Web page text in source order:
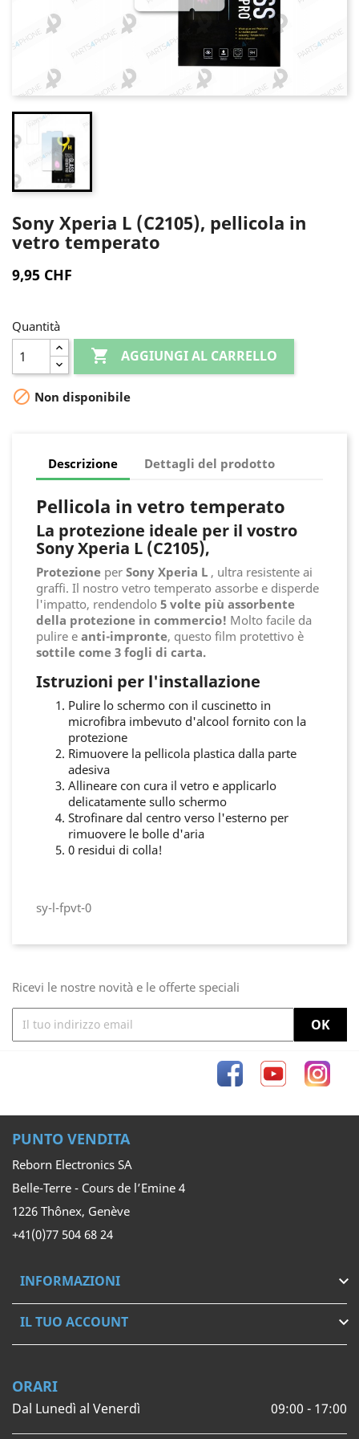
Sony Xperia L (C2105), pellicola in
vetro temperato
9,95 CHF
Quantità
 AGGIUNGI AL CARRELLO
 Non disponibile
Descrizione Dettagli del prodotto
Pellicola in vetro temperato
La protezione ideale per il vostro
Sony Xperia L (C2105),
Protezione per Sony Xperia L , ultra resistente ai
graffi. Il nostro vetro temperato assorbe e disperde
l'impatto, rendendolo 5 volte più assorbente
della protezione in commercio! Molto facile da
pulire e anti-impronte, questo film protettivo è
sottile come 3 fogli di carta.
Istruzioni per l'installazione
Pulire lo schermo con il cuscinetto in
microfibra imbevuto d'alcool fornito con la
protezione
Rimuovere la pellicola plastica dalla parte
adesiva
Allineare con cura il vetro e applicarlo
delicatamente sullo schermo
Strofinare dal centro verso l'esterno per
rimuovere le bolle d'aria
0 residui di colla!
sy-l-fpvt-0
Ricevi le nostre novità e le offerte speciali
FacebookYouTube
PUNTO VENDITA
Reborn Electronics SA
Belle-Terre - Cours de l’Emine 4
1226 Thônex, Genève
+41(0)77 504 68 24
INFORMAZIONI 
IL TUO ACCOUNT 
ORARI
Dal Lunedì al Venerdì 09:00 - 17:00